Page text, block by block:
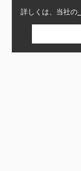
詳しくは、当社の